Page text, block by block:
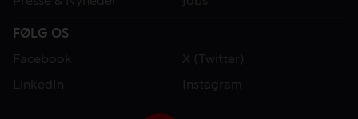
FØLG OS
Facebook
X (Twitter)
LinkedIn
Instagram